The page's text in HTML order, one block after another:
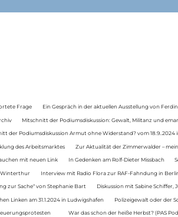
Frage Ein Gespräch in der aktuellen Ausstellung von
Mitschnitt der Podiumsdiskussion: Gewalt, Militanz und
der Podiumsdiskussion Armut ohne Widerstand? vom 18.9..2024
des Arbeitsmarktes Zur Aktualität der Zimmerwalder –
mit neuen Link In Gedenken am Rolf-Dieter Missbach
Winterthur Interview mit Radio Flora zur RAF-Fahndung in
zur Sache“ von Stephanie Bart Diskussion mit Sabine
Linken am 31.1.2024 in Ludwigshafen Polizeigewalt oder der
War das schon der heiße Herbst? (PAS